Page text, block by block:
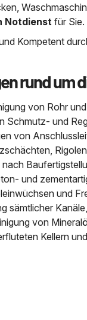
Notdienst für Sie.
Kompetent
rund um
von Rohr
Schmutz- und
von
und
und
sämtlicher
von
Kellern